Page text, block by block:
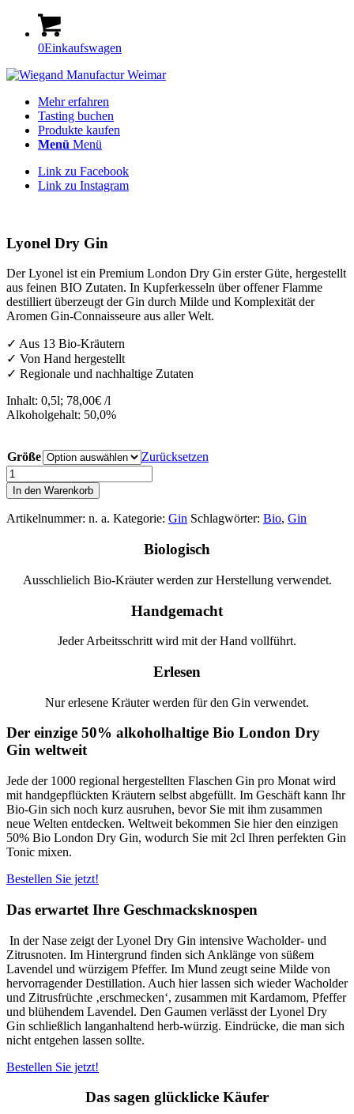
0Einkaufswagen
Mehr erfahren
Tasting buchen
Produkte kaufen
Menü Menü
Link zu Facebook
Link zu Instagram
Lyonel Dry Gin
Der Lyonel ist ein Premium London Dry Gin erster Güte, hergestellt
aus feinen BIO Zutaten. In Kupferkesseln über offener Flamme
destilliert überzeugt der Gin durch Milde und Komplexität der
Aromen Gin-Connaisseure aus aller Welt.
✓ Aus 13 Bio-Kräutern
✓ Von Hand hergestellt
✓ Regionale und nachhaltige Zutaten
Inhalt: 0,5l; 78,00€ /l
Alkoholgehalt: 50,0%
Größe
Zurücksetzen
Lyonel
Dry
Gin
Menge
In den Warenkorb
Artikelnummer: n. a. Kategorie: Gin Schlagwörter: Bio, Gin
Biologisch
Ausschlielich Bio-Kräuter werden zur Herstellung verwendet.
Handgemacht
Jeder Arbeitsschritt wird mit der Hand vollführt.
Erlesen
Nur erlesene Kräuter werden für den Gin verwendet.
Der einzige 50% alkoholhaltige Bio London Dry
Gin weltweit
Jede der 1000 regional hergestellten Flaschen Gin pro Monat wird
mit handgepflückten Kräutern selbst abgefüllt. Im Geschäft kann Ihr
Bio-Gin sich noch kurz ausruhen, bevor Sie mit ihm zusammen
neue Welten entdecken. Weltweit bekommen Sie hier den einzigen
50% Bio London Dry Gin, wodurch Sie mit 2cl Ihren perfekten Gin
Tonic mixen.
Bestellen Sie jetzt!
Das erwartet Ihre Geschmacksknospen
In der Nase zeigt der Lyonel Dry Gin intensive Wacholder- und
Zitrusnoten. Im Hintergrund finden sich Anklänge von süßem
Lavendel und würzigem Pfeffer. Im Mund zeugt seine Milde von
hervorragender Destillation. Auch hier lassen sich wieder Wacholder
und Zitrusfrüchte ‚erschmecken‘, zusammen mit Kardamom, Pfeffer
und blühendem Lavendel. Den Gaumen verlässt der Lyonel Dry
Gin schließlich langanhaltend herb-würzig. Eindrücke, die man sich
nicht entgehen lassen sollte.
Bestellen Sie jetzt!
Das sagen glücklicke Käufer